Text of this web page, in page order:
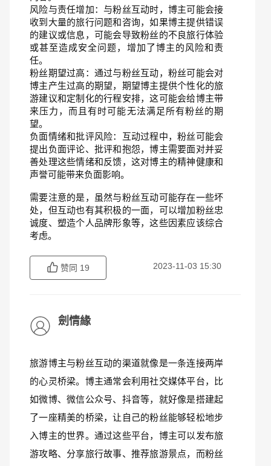
风险与责任增加：与粉丝互动时，博主可能会接
收到大量的旅行问题和咨询，如果博主提供错误
的建议或信息，可能会导致粉丝的不良旅行体验
或甚至造成安全问题，增加了博主的风险和责
任。
粉丝期望过高：通过与粉丝互动，粉丝可能会对
博主产生过高的期望，期望博主提供个性化的旅
游建议和定制化的行程安排，这可能会给博主带
来压力，而且有时可能无法满足所有粉丝的期
望。
负面情绪和批评风险：互动过程中，粉丝可能会
提出负面评论、批评和抱怨，博主需要面对并妥
善处理这些情绪和反馈，这对博主的精神健康和
声誉可能带来负面影响。
需要注意的是，虽然与粉丝互动可能存在一些坏
处，但互动也有其积极的一面，可以增加粉丝忠
诚度、塑造个人品牌形象等，这些因素应该综合
考虑。
赞同 19 2023-11-03 15:30
劍情緣
旅游博主与粉丝互动的渠道就像是一条连接两岸
的心灵桥梁。博主通常会利用社交媒体平台，比
如微博、微信公众号、抖音等，就好像是搭建起
了一座精美的桥梁，让自己的粉丝能够轻松地步
入博主的世界。通过这些平台，博主可以发布旅
游攻略、分享旅行故事、推荐旅游景点，而粉丝